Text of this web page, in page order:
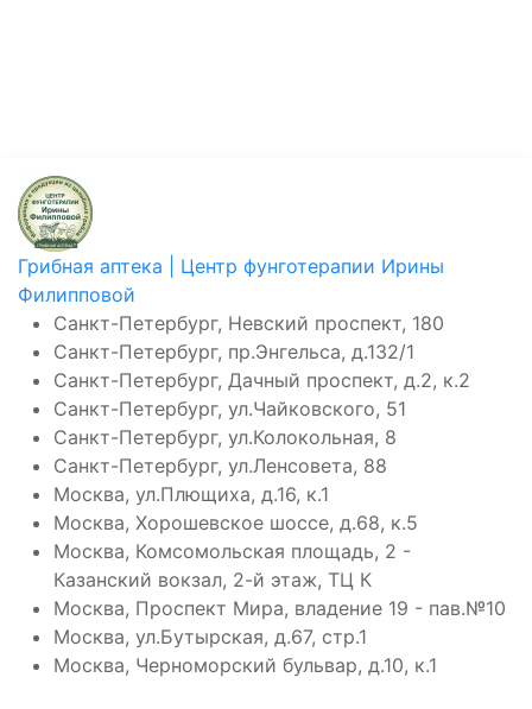
Грибная аптека | Центр фунготерапии Ирины
Филипповой
Санкт-Петербург, Невский проспект, 180
Санкт-Петербург, пр.Энгельса, д.132/1
Санкт-Петербург, Дачный проспект, д.2, к.2
Санкт-Петербург, ул.Чайковского, 51
Санкт-Петербург, ул.Колокольная, 8
Санкт-Петербург, ул.Ленсовета, 88
Москва, ул.Плющиха, д.16, к.1
Москва, Хорошевское шоссе, д.68, к.5
Москва, Комсомольская площадь, 2 -
Казанский вокзал, 2-й этаж, ТЦ К
Москва, Проспект Мира, владение 19 - пав.№10
Москва, ул.Бутырская, д.67, стр.1
Москва, Черноморский бульвар, д.10, к.1